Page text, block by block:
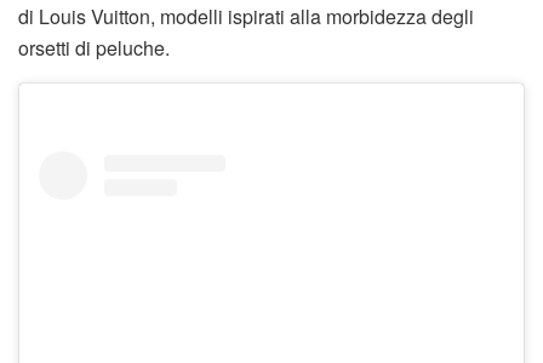
di Louis Vuitton, modelli ispirati alla morbidezza degli
orsetti di peluche.